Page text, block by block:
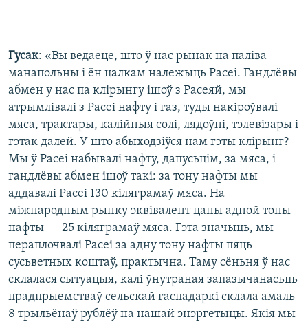
Гусак: «Вы ведаеце, што ў нас рынак на паліва
манапольны і ён цалкам належыць Расеі. Гандлёвы
абмен у нас па клірынгу ішоў з Расеяй, мы
атрымлівалі з Расеі нафту і газ, туды накіроўвалі
мяса, трактары, калійныя солі, лядоўні, тэлевізары і
гэтак далей. У што абыходзіўся нам гэты клірынг?
Мы ў Расеі набывалі нафту, дапусьцім, за мяса, і
гандлёвы абмен ішоў такі: за тону нафты мы
аддавалі Расеі 130 кіляграмаў мяса. На
міжнародным рынку эквівалент цаны адной тоны
нафты — 25 кіляграмаў мяса. Гэта значыць, мы
пераплочвалі Расеі за адну тону нафты пяць
сусьветных коштаў, практычна. Таму сёньня ў нас
склалася сытуацыя, калі ўнутраная запазычанасьць
прадпрыемстваў сельскай гаспадаркі склала амаль
8 трыльёнаў рублёў на нашай энэргетыцы. Якія мы